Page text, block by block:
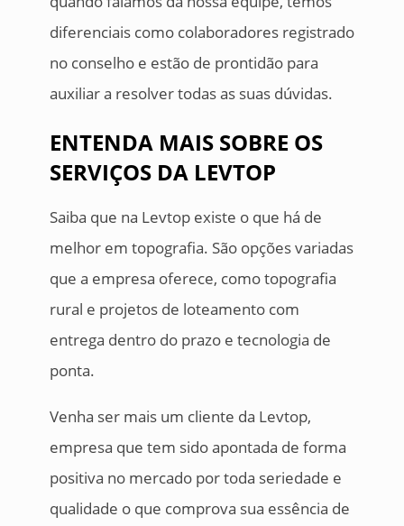
diferenciais como colaboradores registrado
no conselho e estão de prontidão para
auxiliar a resolver todas as suas dúvidas.
ENTENDA MAIS SOBRE OS
SERVIÇOS DA LEVTOP
Saiba que na Levtop existe o que há de
melhor em topografia. São opções variadas
que a empresa oferece, como topografia
rural e projetos de loteamento com
entrega dentro do prazo e tecnologia de
ponta.
Venha ser mais um cliente da Levtop,
empresa que tem sido apontada de forma
positiva no mercado por toda seriedade e
qualidade o que comprova sua essência de